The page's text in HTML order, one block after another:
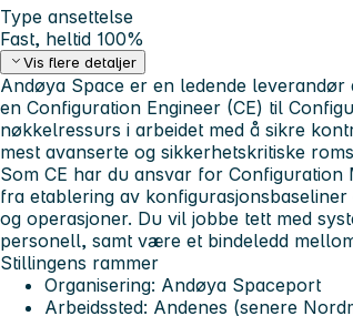
Type ansettelse
Fast, heltid 100%
Vis flere detaljer
Andøya Space er en ledende
en Configuration Engineer (CE) til
nøkkelressurs i arbeidet med å sikre
mest avanserte og sikkerhetskritiske
Som CE har du ansvar for Configuration
fra etablering av
og operasjoner. Du vil jobbe tett med
personell, samt være et bindeledd
Stillingens rammer
Organisering: Andøya Spaceport
Arbeidssted: Andenes (senere